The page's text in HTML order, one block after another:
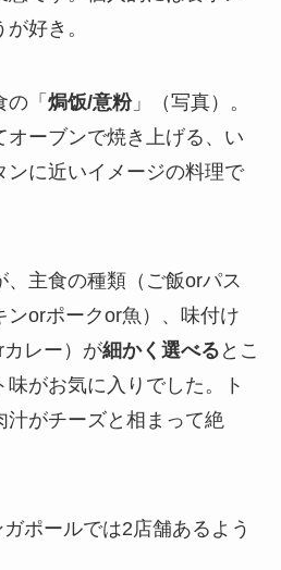
好き。
「 焗饭/意粉」（写真）。
オーブンで焼き上げる、い
ンに近いイメージの料理で
主食の種類（ご飯orパス
ンorポークor魚）、 味付け
カレー）が細かく選べる とこ
がお気に入りでした。
ト
汁がチーズと相まって絶
ポールでは2店舗あるよう